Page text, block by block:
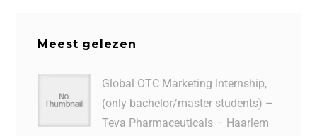
Meest gelezen
Global OTC Marketing Internship,
(only bachelor/master students) –
Teva Pharmaceuticals – Haarlem